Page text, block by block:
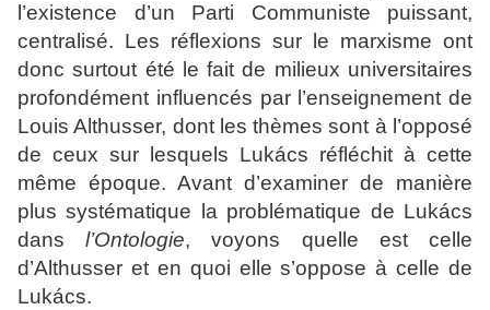
l’existence d’un Parti Communiste puissant,
centralisé. Les réflexions sur le marxisme ont
donc surtout été le fait de milieux universitaires
profondément influencés par l’enseignement de
Louis Althusser, dont les thèmes sont à l’opposé
de ceux sur lesquels Lukács réfléchit à cette
même époque. Avant d’examiner de manière
plus systématique la problématique de Lukács
dansl’Ontologie, voyons quelle est celle
d’Althusser et en quoi elle s’oppose à celle de
Lukács.